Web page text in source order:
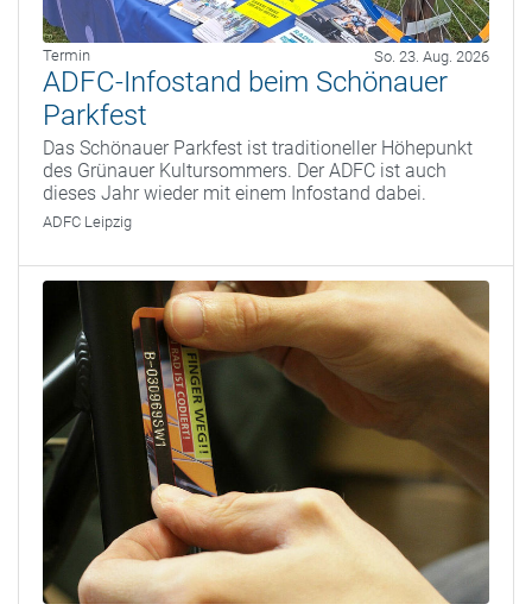
Termin So. 23. Aug. 2026
ADFC-Infostand beim Schönauer
Parkfest
Das Schönauer Parkfest ist traditioneller Höhepunkt
des Grünauer Kultursommers. Der ADFC ist auch
dieses Jahr wieder mit einem Infostand dabei.
ADFC Leipzig